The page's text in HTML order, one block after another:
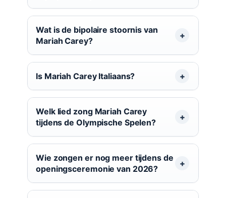
Wat is de bipolaire stoornis van
Mariah Carey?
Is Mariah Carey Italiaans?
Welk lied zong Mariah Carey
tijdens de Olympische Spelen?
Wie zongen er nog meer tijdens de
openingsceremonie van 2026?